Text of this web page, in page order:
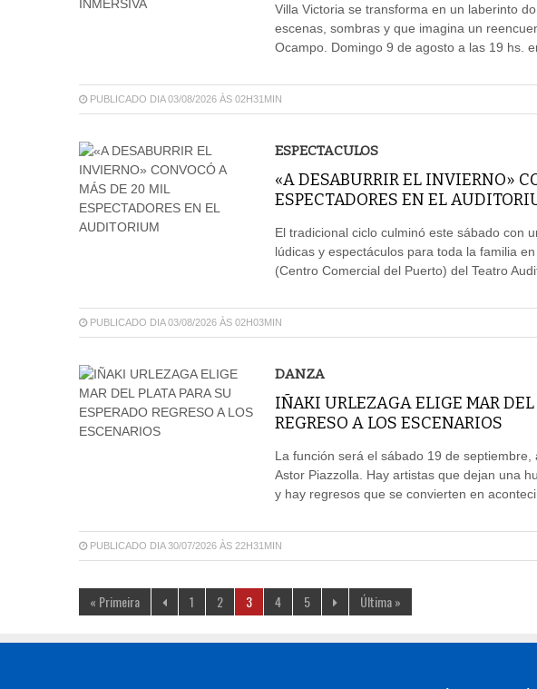
Villa Victoria se transforma en un laberinto
escenas, sombras y que imagina un
Ocampo. Domingo 9 de agosto a las 19 hs.
PUBLICADO DIA 03/08/2026 ÀS 02H31MIN
ESPECTACULOS
«A DESABURRIR EL INVIERNO»
ESPECTADORES EN EL
El tradicional ciclo culminó este sábado con
lúdicas y espectáculos para toda la familia
(Centro Comercial del Puerto) del Teatro
PUBLICADO DIA 03/08/2026 ÀS 02H03MIN
DANZA
IÑAKI URLEZAGA ELIGE MAR DEL
REGRESO A LOS ESCENARIOS
La función será el sábado 19 de
Astor Piazzolla. Hay artistas que dejan una
y hay regresos que se convierten en
PUBLICADO DIA 30/07/2026 ÀS 22H31MIN
« Primeira 1 2 3 4 5 Última »